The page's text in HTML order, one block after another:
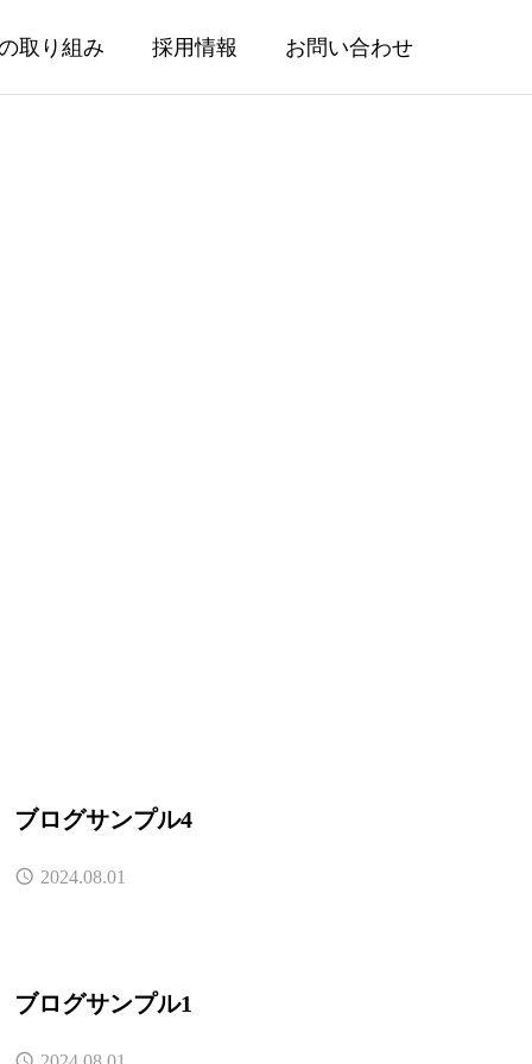
取り組み 採用情報 お問い合わせ
ブログサンプル4
2024.08.01
ブログサンプル1